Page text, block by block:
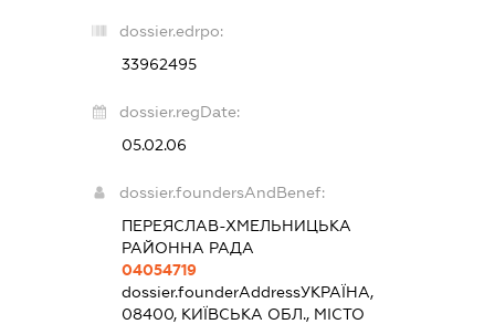
dossier.edrpo:
33962495
dossier.regDate:
05.02.06
dossier.foundersAndBenef:
ПЕРЕЯСЛАВ-ХМЕЛЬНИЦЬКА
РАЙОННА РАДА
04054719
dossier.founderAddressУКРАЇНА,
08400, КИЇВСЬКА ОБЛ., МІСТО